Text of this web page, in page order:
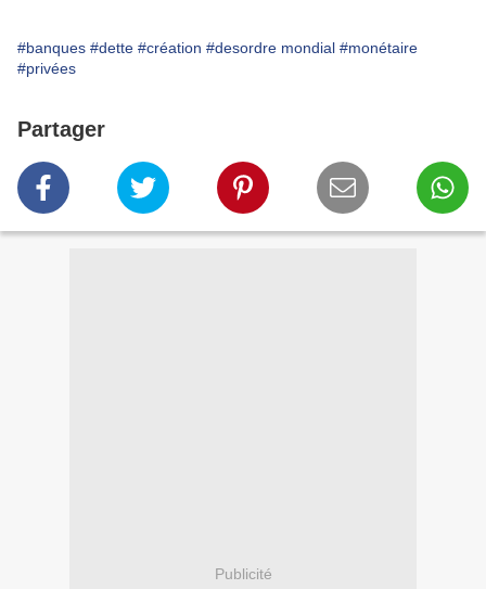
#banques #dette #création #desordre mondial #monétaire
#privées
Partager
Publicité